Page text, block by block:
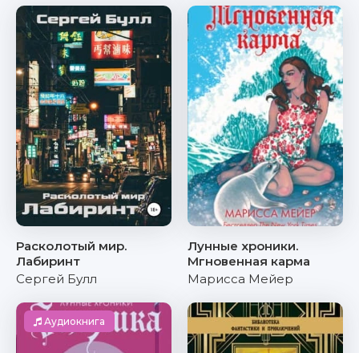
Расколотый мир.
Лабиринт
Сергей Булл
Лунные хроники.
Мгновенная карма
Марисса Мейер
Аудиокнига